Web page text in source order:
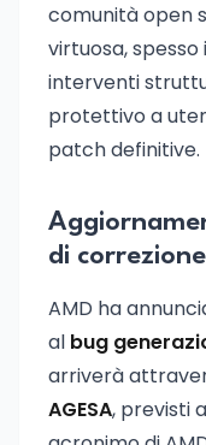
comunità open
virtuosa,
interventi
protettivo a
patch definitive.
di correzione
AMD ha
al bug
arriverà
AGESA, previsti